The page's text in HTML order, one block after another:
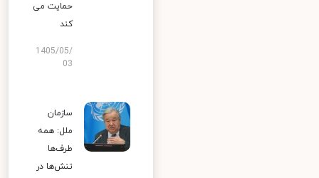
حمایت می
کند
1405/05/
03
سازمان
ملل: همه
طرف‌ها
تنش‌ها در